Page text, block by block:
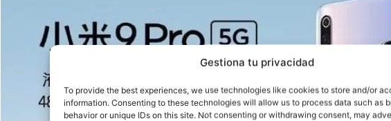
Gestiona tu privacidad
To provide the best experiences, we use technologies like cookies to store and/or
information. Consenting to these technologies will allow us to process data such as
behavior or unique IDs on this site. Not consenting or withdrawing consent, may